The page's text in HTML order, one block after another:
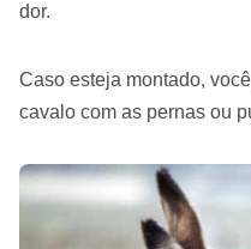
dor.
Caso esteja montado,
cavalo com as pernas ou